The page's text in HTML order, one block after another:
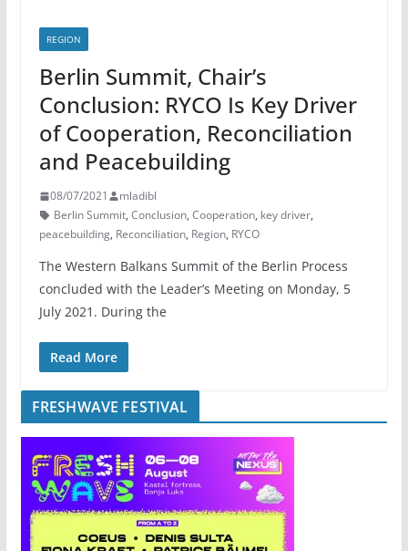
REGION
Berlin Summit, Chair’s
Conclusion: RYCO Is Key Driver
of Cooperation, Reconciliation
and Peacebuilding
08/07/2021
mladibl
Berlin Summit, Conclusion, Cooperation, key driver,
peacebuilding, Reconciliation, Region, RYCO
The Western Balkans Summit of the Berlin Process
concluded with the Leader’s Meeting on Monday, 5
July 2021. During the
Read More
FRESHWAVE FESTIVAL